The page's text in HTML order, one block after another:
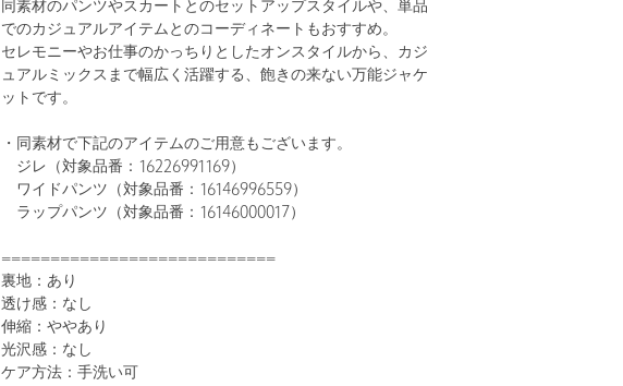
同素材のパンツやスカートとのセットアップスタイルや、単品
でのカジュアルアイテムとのコーディネートもおすすめ。
セレモニーやお仕事のかっちりとしたオンスタイルから、カジ
ュアルミックスまで幅広く活躍する、飽きの来ない万能ジャケ
ットです。
・同素材で下記のアイテムのご用意もございます。
ジレ（対象品番：16226991169）
ワイドパンツ（対象品番：16146996559）
ラップパンツ（対象品番：16146000017）
============================
裏地：あり
透け感：なし
伸縮：ややあり
光沢感：なし
ケア方法：手洗い可